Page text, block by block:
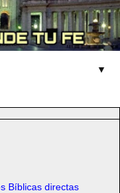
▼
Bíblicas directas